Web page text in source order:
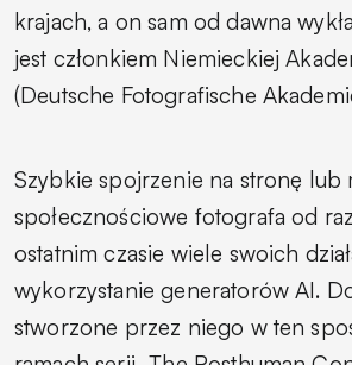
krajach, a on sam od dawna
jest członkiem Niemieckiej
(Deutsche Fotografische
Szybkie spojrzenie na stronę lub
społecznościowe fotografa od
ostatnim czasie wiele swoich
wykorzystanie generatorów AI.
stworzone przez niego w ten